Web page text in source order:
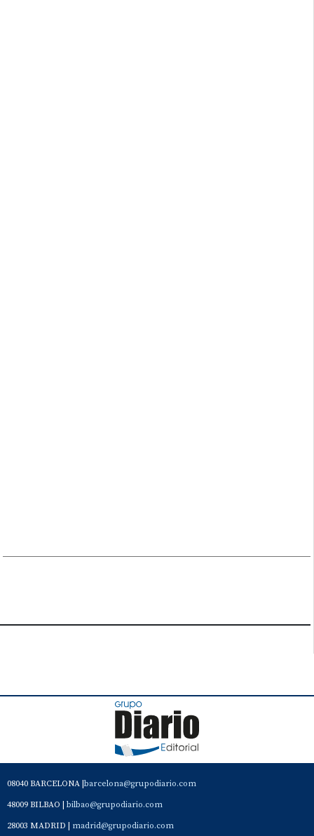
08040 BARCELONA | barcelona@grupodiario.com
48009 BILBAO | bilbao@grupodiario.com
28003 MADRID | madrid@grupodiario.com